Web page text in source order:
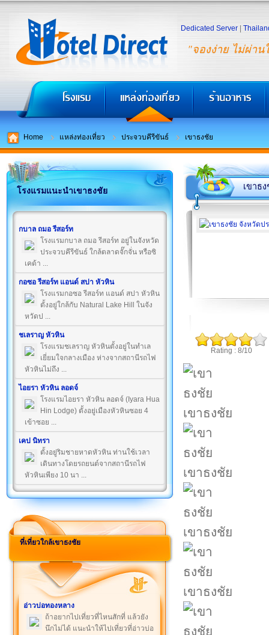
"จองง่าย ไม่ผ่าน
Dedicated Server
Home แหล่งท่องเที่ยว ประจวบคีรีขันธ์ เขาธงชัย
โรงแรมแนะนำเขาธงชัย
กบาล ถมอ รีสอร์ท
โรงแรมกบาล ถมอ รีสอร์ท อยู่ในจังหวัด
ประจวบคีรีขันธ์ ใกล้ตลาดจั๊กจั่น หรือซิ
เคด้า ...
กอซอ รีสอร์ท แอนด์ สปา หัวหิน
โรงแรมกอซอ รีสอร์ท แอนด์ สปา หัวหิน
ตั้งอยู่ใกล้กับ Natural Lake Hill ในจัง
หวัดป ...
ชเลราญ หัวหิน
โรงแรมชเลราญ หัวหินตั้งอยู่ในทำเล
เยี่ยมใจกลางเมือง ห่างจากสถานีรถไฟ
หัวหินไม่ถึง ...
ไอยรา หัวหิน ลอดจ์
โรงแรมไอยรา หัวหิน ลอดจ์ (Iyara Hua
Hin Lodge) ตั้งอยู่เมืองหัวหินซอย 4
เข้าซอย ...
เคป นิทรา
ตั้งอยู่ริมชายหาดหัวหิน ท่านใช้เวลา
เดินทางโดยรถยนต์จากสถานีรถไฟ
หัวหินเพียง 10 นา ...
ที่เที่ยวใกล้เขาธงชัย
อ่าวบ่อทองหลาง
ถ้าอยากไปเที่ยวที่ไหนสักที่ แล้วยัง
นึกไม่ได้ แนะนำให้ไปเที่ยวที่อ่าวบ่อ
เขาธ
Rating : 8/10
เขาธงชัย
เขาธงชัย
เขาธงชัย
เขาธงชัย